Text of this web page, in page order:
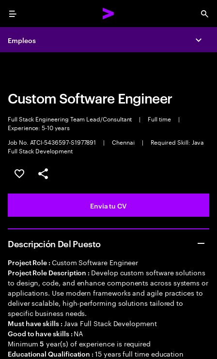
Menu
Empleos
Empleos
Custom Software Engineer
Full Stack Engineering Team Lead/Consultant | Full time
|
Experience: 5-10 years
Job No. ATCI-5436597-S1977891
| Chennai |
Required Skill: Java
Full Stack Development
Guardar oferta
Compartir
Envia tu CV
Descripción Del Puesto
Project Role : Custom Software Engineer
Project Role Description : Develop custom software solutions
to design, code, and enhance components across systems or
applications. Use modern frameworks and agile practices to
deliver scalable, high-performing solutions tailored to
specific business needs.
Must have skills : Java Full Stack Development
Good to have skills : NA
Minimum5 year(s) of experience is required
Educational Qualification :15 years full time education